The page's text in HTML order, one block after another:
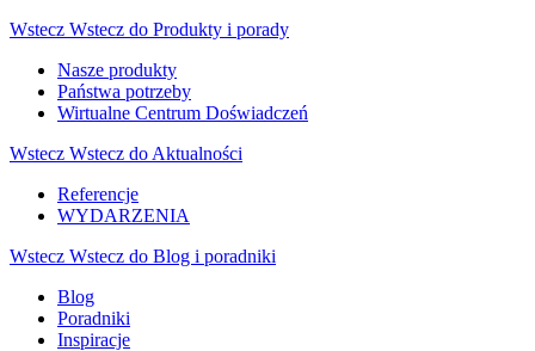
Wstecz Wstecz do Produkty i porady
Nasze produkty
Państwa potrzeby
Wirtualne Centrum Doświadczeń
Wstecz Wstecz do Aktualności
Referencje
WYDARZENIA
Wstecz Wstecz do Blog i poradniki
Blog
Poradniki
Inspiracje